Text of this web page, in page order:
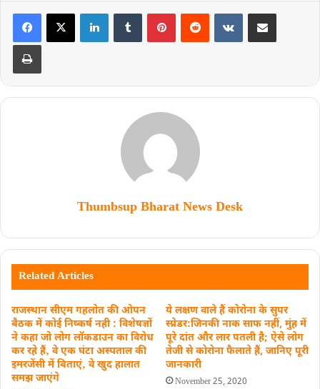
Thumbsup Bharat News Desk
Related Articles
राजस्थान सीएम गहलोत की ओपन
बैठक में कोई निष्‍कर्ष नही : विशेषज्ञों
ने कहा जाे लोग लॉकडाउन का विरोध
कर रहे हैं‚ वे एक घंटा अस्पताल की
इमरजेंसी में बिताएं‚ वे खुद हालात
समझ जाएंगे
ये लक्षण वाले हैं कोरोना के सुपर
स्प्रेडर:जिनकी नाक साफ नहीं, मुंह में
पूरे दांत और लार पतली है; ऐसे लोग
तेजी से कोरोना फैलाते हैं, जानिए पूरी
जानकारी
November 25, 2020